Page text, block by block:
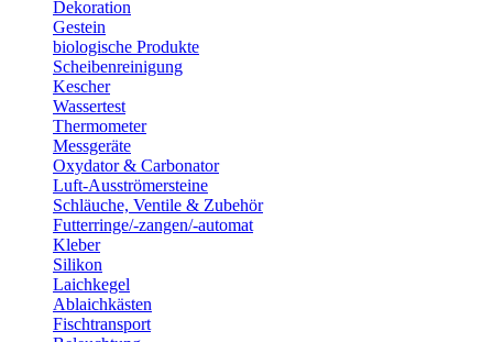
Dekoration
Gestein
biologische Produkte
Scheibenreinigung
Kescher
Wassertest
Thermometer
Messgeräte
Oxydator & Carbonator
Luft-Ausströmersteine
Schläuche, Ventile & Zubehör
Futterringe/-zangen/-automat
Kleber
Silikon
Laichkegel
Ablaichkästen
Fischtransport